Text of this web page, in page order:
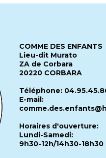
COMME DES ENFANTS
Lieu-dit Murato
ZA de Corbara
20220 CORBARA
Téléphone:
E-mail:
Horaires d'ouverture:
Lundi-Samedi:
9h30-12h/14h30-18h30